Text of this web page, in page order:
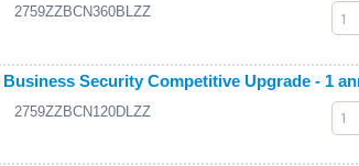
2759ZZBCN360BLZZ
Security Competitive Upgrade - 1
2759ZZBCN120DLZZ